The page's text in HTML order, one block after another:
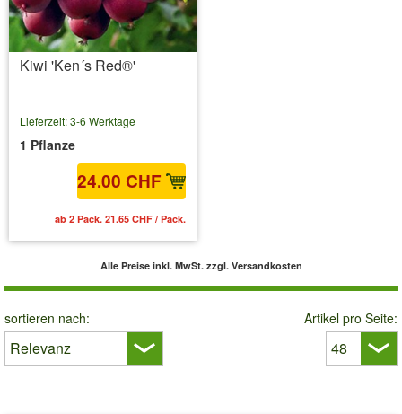
Kiwi 'Ken´s Red®'
Lieferzeit: 3-6 Werktage
1 Pflanze
24.00 CHF
ab 2 Pack. 21.65 CHF / Pack.
Alle Preise inkl. MwSt. zzgl. Versandkosten
sortieren nach: Artikel pro Seite: